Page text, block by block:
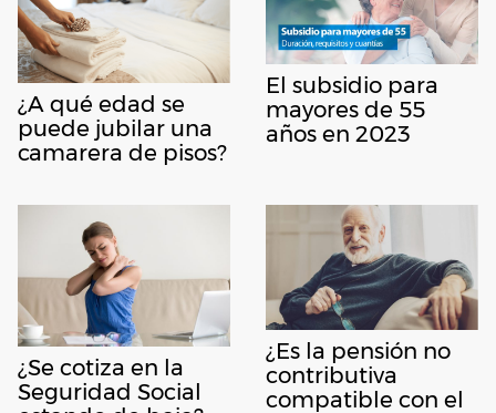
¿A qué edad se
puede jubilar una
camarera de pisos?
El subsidio para
mayores de 55
años en 2023
¿Se cotiza en la
Seguridad Social
¿Es la pensión no
contributiva
compatible con el